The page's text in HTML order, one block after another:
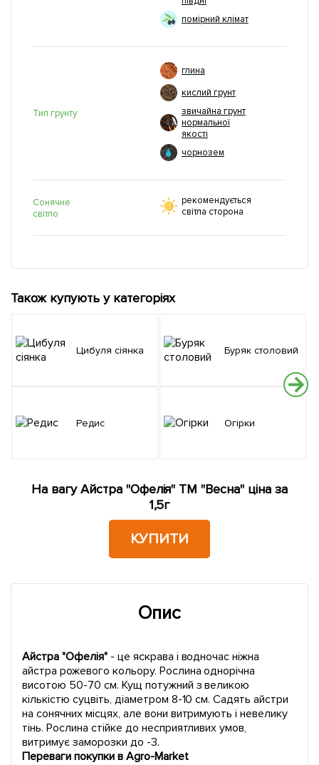
помірний клімат
Тип грунту
глина
кислий грунт
звичайна грунт
нормальної
якості
чорнозем
Сонячне
світло
рекомендується
світла сторона
Також купують у категоріях
Цибуля сіянка
Редис
Буряк столовий
Огірки
На вагу Айстра "Офелія" ТМ "Весна" ціна за
1,5г
КУПИТИ
Опис
Айстра "Офелія"- ​​це яскрава і водночас ніжна
айстра рожевого кольору. Рослина однорічна
висотою 50-70 см. Кущ потужний з великою
кількістю суцвіть, діаметром 8-10 см. Садять айстри
на сонячних місцях, але вони витримують і невелику
тінь. Рослина стійке до несприятливих умов,
витримує заморозки до -3.
Переваги покупки в Agro-Market